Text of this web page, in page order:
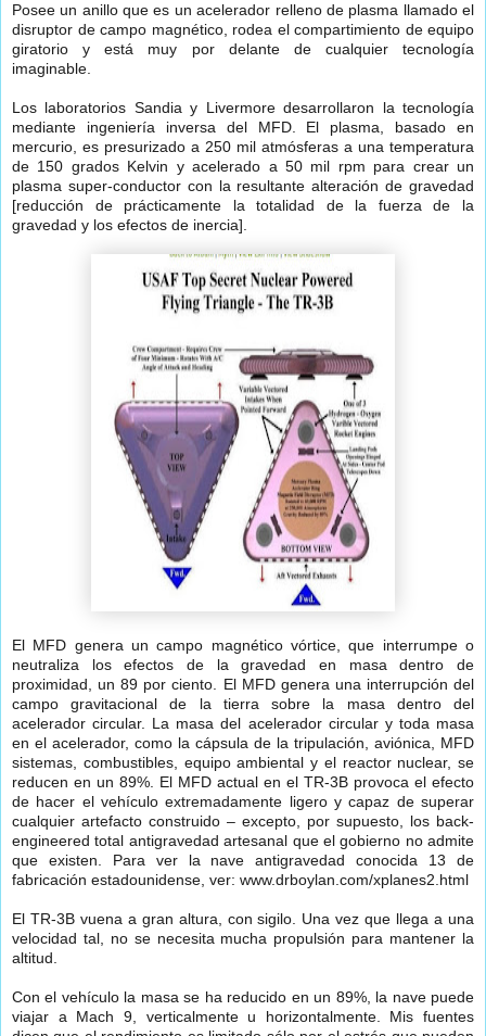
Posee un anillo que es un acelerador relleno de plasma llamado el
disruptor de campo magnético, rodea el compartimiento de equipo
giratorio y está muy por delante de cualquier tecnología
imaginable.
Los laboratorios Sandia y Livermore desarrollaron la tecnología
mediante ingeniería inversa del MFD. El plasma, basado en
mercurio, es presurizado a 250 mil atmósferas a una temperatura
de 150 grados Kelvin y acelerado a 50 mil rpm para crear un
plasma super-conductor con la resultante alteración de gravedad
[reducción de prácticamente la totalidad de la fuerza de la
gravedad y los efectos de inercia].
El MFD genera un campo magnético vórtice, que interrumpe o
neutraliza los efectos de la gravedad en masa dentro de
proximidad, un 89 por ciento. El MFD genera una interrupción del
campo gravitacional de la tierra sobre la masa dentro del
acelerador circular. La masa del acelerador circular y toda masa
en el acelerador, como la cápsula de la tripulación, aviónica, MFD
sistemas, combustibles, equipo ambiental y el reactor nuclear, se
reducen en un 89%. El MFD actual en el TR-3B provoca el efecto
de hacer el vehículo extremadamente ligero y capaz de superar
cualquier artefacto construido – excepto, por supuesto, los back-
engineered total antigravedad artesanal que el gobierno no admite
que existen. Para ver la nave antigravedad conocida 13 de
fabricación estadounidense, ver: www.drboylan.com/xplanes2.html
El TR-3B vuena a gran altura, con sigilo. Una vez que llega a una
velocidad tal, no se necesita mucha propulsión para mantener la
altitud.
Con el vehículo la masa se ha reducido en un 89%, la nave puede
viajar a Mach 9, verticalmente u horizontalmente. Mis fuentes